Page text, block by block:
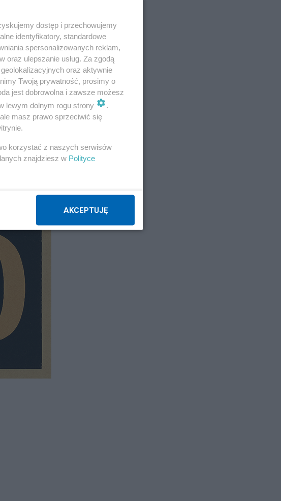
marek.w
Atej
Napisz notkę
dostęp i przechowujemy
identyfikatory, standardowe
spersonalizowanych reklam,
oraz ulepszanie usług. Za zgodą
oraz aktywnie
Twoją prywatność, prosimy o
jest dobrowolna i zawsze możesz
lewym dolnym rogu strony
.
masz prawo sprzeciwić się
korzystać z naszych serwisów
znajdziesz w Polityce
AKCEPTUJĘ